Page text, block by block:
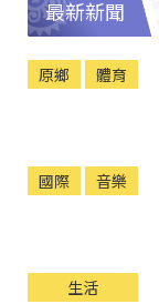
最新新聞
原鄉 體育
國際 音樂
生活